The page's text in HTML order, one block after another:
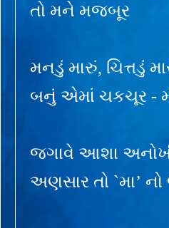
તો મને મજબૂર
મનડું મારું, ચિત્તડું
બનું એમાં ચકચૂર -
જગાવે આશા
અણસાર તો `મા’